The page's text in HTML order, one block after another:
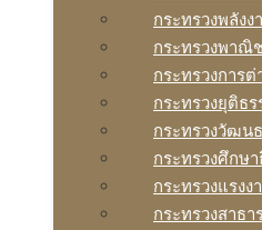
กระทรวงพลังง
กระทรวงพาณิ
กระทรวงการต่
กระทรวงยุติธร
กระทรวงวัฒน
กระทรวงศึกษ
กระทรวงแรงง
กระทรวงสาธ